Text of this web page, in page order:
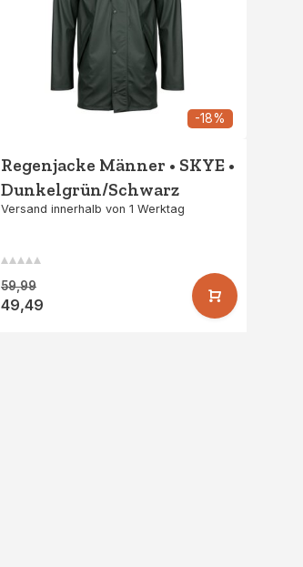
-18%
Regenjacke Männer • SKYE •
Dunkelgrün/Schwarz
Versand innerhalb von 1 Werktag
59,99
49,49